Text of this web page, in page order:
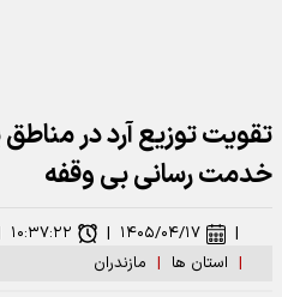
تقویت توزیع آرد در مناطق
خدمت رسانی بی وقفه
| استان ها | مازندران
| ۱۴۰۵/۰۴/۱۷ | ۱۰:۳۷:۲۲